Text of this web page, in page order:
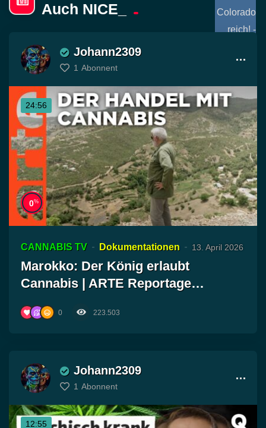
Auch NICE_
Johann2309
1 Abonnent
24:56
0%
CANNABIS TV Dokumentationen 13. April 2026
Marokko: Der König erlaubt
Cannabis | ARTE Reportage
0 223.503
Johann2309
1 Abonnent
12:55